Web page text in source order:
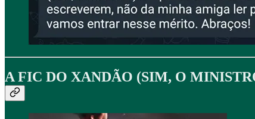
A FIC DO XANDÃO (SIM, O